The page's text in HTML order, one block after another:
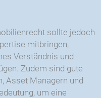
sollte jedoch
mitbringen,
Verständnis und
Zudem sind gute
Asset Managern und
um eine